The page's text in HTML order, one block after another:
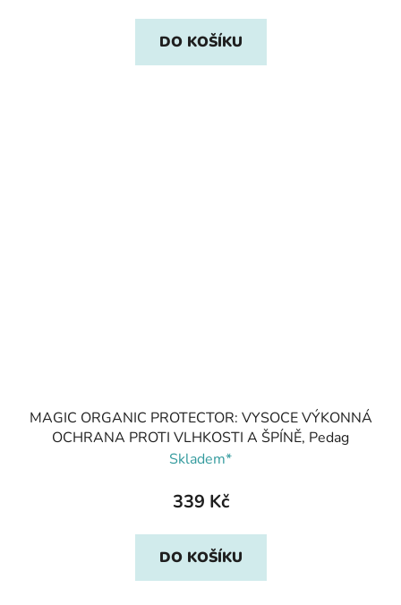
DO KOŠÍKU
MAGIC ORGANIC PROTECTOR: VYSOCE VÝKONNÁ
OCHRANA PROTI VLHKOSTI A ŠPÍNĚ, Pedag
Skladem*
339 Kč
DO KOŠÍKU